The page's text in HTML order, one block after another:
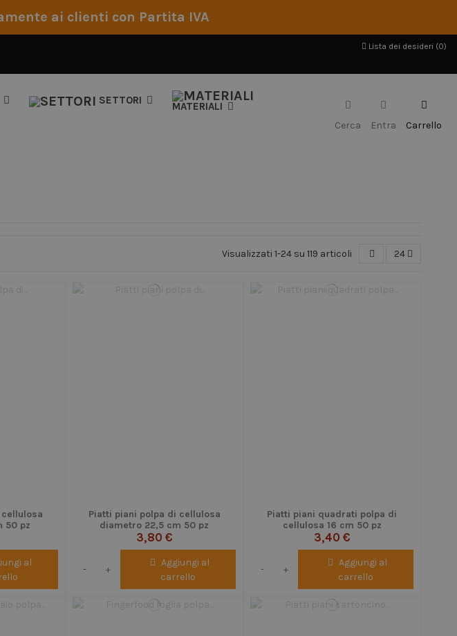
ai clienti con Partita IVA
Lista dei desideri (0)
SETTORI
MATERIALI
Cerca Entra Carrello
Visualizzati 1-24 su 119 articoli 24
50 pz
al
Piatti piani polpa di cellulosa
diametro 22,5 cm 50 pz
3,80 €
- +
Aggiungi al
carrello
Piatti piani quadrati polpa di
cellulosa 16 cm 50 pz
3,40 €
- +
Aggiungi al
carrello